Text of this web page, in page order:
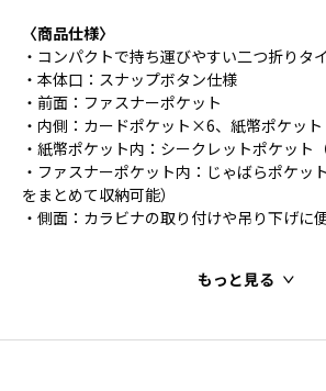
〈商品仕様〉
・コンパクトで持ち運びやすい二つ折りタ
・本体口：スナップボタン仕様
・前面：ファスナーポケット
・内側：カードポケット×6、紙幣ポケット
・紙幣ポケット内：シークレットポケット
・ファスナーポケット内：じゃばらポケ
をまとめて収納可能）
・側面：カラビナの取り付けや吊り下げに
もっと見る